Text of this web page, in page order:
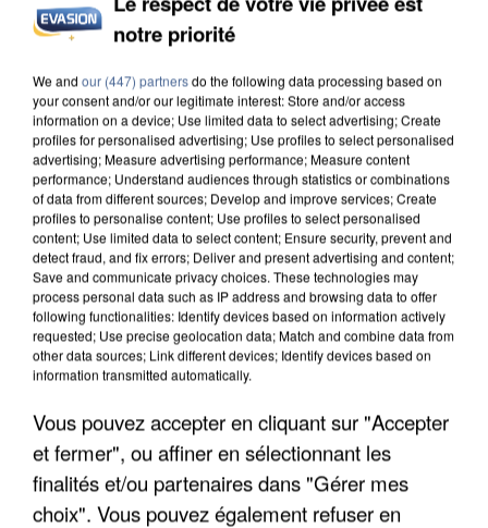
INCENDIES : L’ÎLE-DE-FRANCE LANCE UN ÉLAN
DE SOLIDARITÉ AVEC LES...
APRÈS TOUTES CES CANICULES, LES REFUGES
DE FAUNE SAUVAGE SONT...
notre priorité
We and our (447) partnersdo the following data processing based on
your consent and/or our legitimate interest: Store and/or access
information on a device; Use limited data to select advertising; Create
profiles for personalised advertising; Use profiles to select personalised
advertising; Measure advertising performance; Measure content
performance; Understand audiences through statistics or combinations
of data from different sources; Develop and improve services; Create
profiles to personalise content; Use profiles to select personalised
content; Use limited data to select content; Ensure security, prevent and
detect fraud, and fix errors; Deliver and present advertising and content;
Save and communicate privacy choices. These technologies may
process personal data such as IP address and browsing data to offer
following functionalities: Identify devices based on information actively
requested; Use precise geolocation data; Match and combine data from
other data sources; Link different devices; Identify devices based on
information transmitted automatically.
Vous pouvez accepter en cliquant sur "Accepter
et fermer", ou affiner en sélectionnant les
finalités et/ou partenaires dans "Gérer mes
choix". Vous pouvez également refuser en